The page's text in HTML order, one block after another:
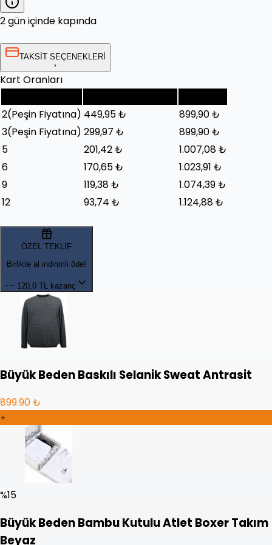
2 gün içinde kapında
TAKSİT SEÇENEKLERİ
Kart Oranları
2(Peşin Fiyatına) 449,95 ₺
899,90 ₺
3(Peşin Fiyatına) 299,97 ₺
899,90 ₺
5
201,42 ₺
1.007,08 ₺
6
170,65 ₺
1.023,91 ₺
9
119,38 ₺
1.074,39 ₺
12
93,74 ₺ 1.124,88 ₺
ÖZEL TEKLİF
Birlikte al indirimli öde!
~~ 120,0 TL kazanç
Büyük Beden Baskılı Selanik Sweat Antrasit
899.90 ₺
%15
Büyük Beden Bambu Kutulu Atlet Boxer Takım
Beyaz